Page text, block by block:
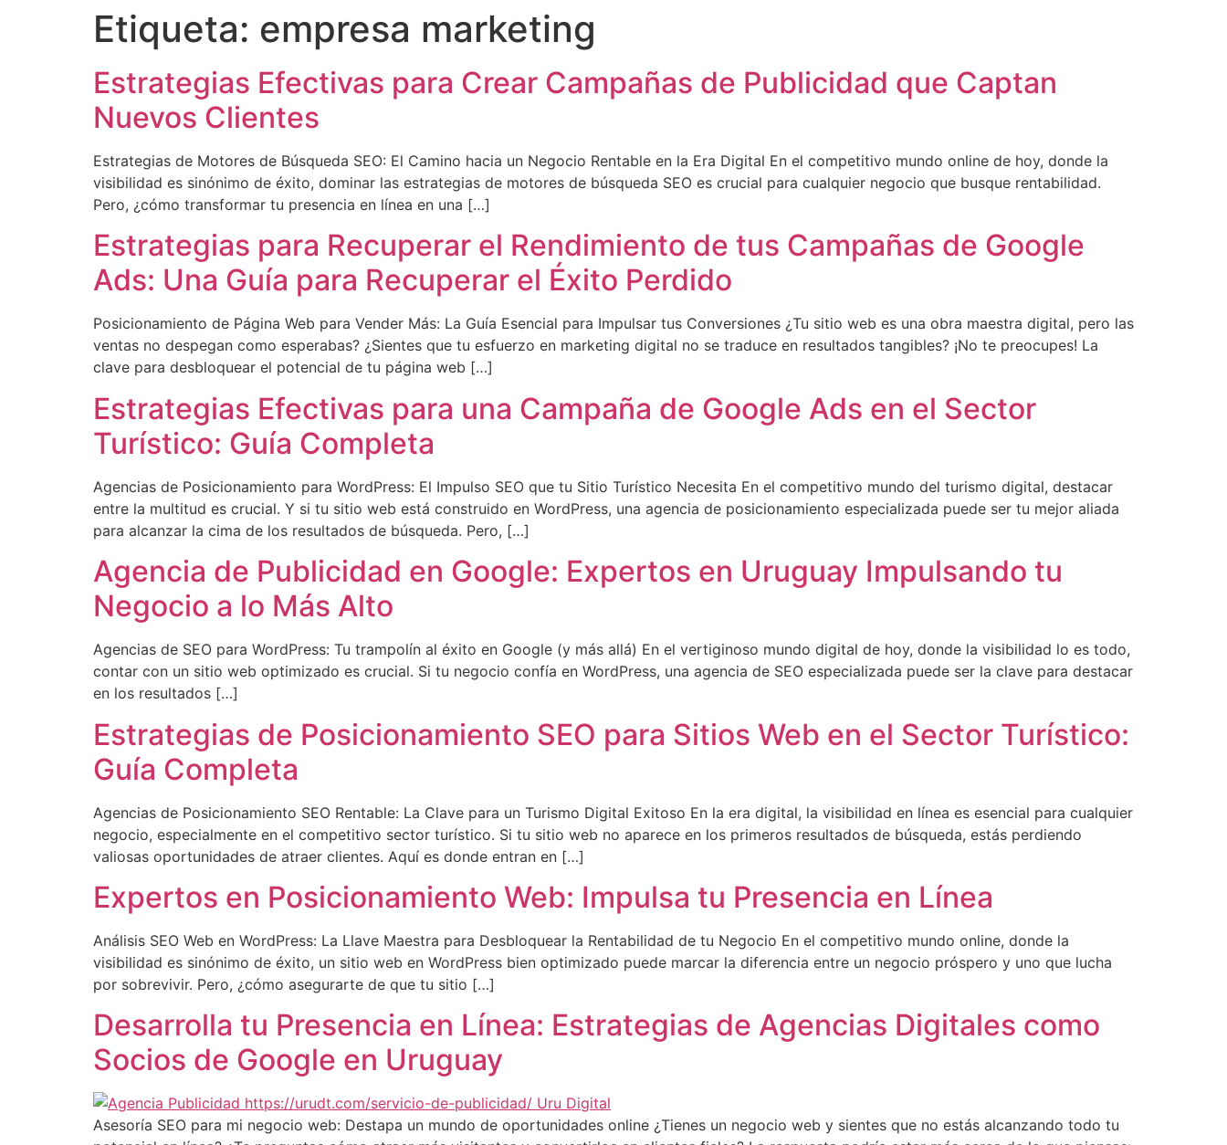
Etiqueta: empresa marketing
Estrategias Efectivas para Crear Campañas de Publicidad que Captan
Nuevos Clientes
Estrategias de Motores de Búsqueda SEO: El Camino hacia un Negocio Rentable en la Era Digital En el competitivo mundo online de hoy, donde la
visibilidad es sinónimo de éxito, dominar las estrategias de motores de búsqueda SEO es crucial para cualquier negocio que busque rentabilidad.
Pero, ¿cómo transformar tu presencia en línea en una […]
Estrategias para Recuperar el Rendimiento de tus Campañas de Google
Ads: Una Guía para Recuperar el Éxito Perdido
Posicionamiento de Página Web para Vender Más: La Guía Esencial para Impulsar tus Conversiones ¿Tu sitio web es una obra maestra digital, pero las
ventas no despegan como esperabas? ¿Sientes que tu esfuerzo en marketing digital no se traduce en resultados tangibles? ¡No te preocupes! La
clave para desbloquear el potencial de tu página web […]
Estrategias Efectivas para una Campaña de Google Ads en el Sector
Turístico: Guía Completa
Agencias de Posicionamiento para WordPress: El Impulso SEO que tu Sitio Turístico Necesita En el competitivo mundo del turismo digital, destacar
entre la multitud es crucial. Y si tu sitio web está construido en WordPress, una agencia de posicionamiento especializada puede ser tu mejor aliada
para alcanzar la cima de los resultados de búsqueda. Pero, […]
Agencia de Publicidad en Google: Expertos en Uruguay Impulsando tu
Negocio a lo Más Alto
Agencias de SEO para WordPress: Tu trampolín al éxito en Google (y más allá) En el vertiginoso mundo digital de hoy, donde la visibilidad lo es todo,
contar con un sitio web optimizado es crucial. Si tu negocio confía en WordPress, una agencia de SEO especializada puede ser la clave para destacar
en los resultados […]
Estrategias de Posicionamiento SEO para Sitios Web en el Sector Turístico:
Guía Completa
Agencias de Posicionamiento SEO Rentable: La Clave para un Turismo Digital Exitoso En la era digital, la visibilidad en línea es esencial para cualquier
negocio, especialmente en el competitivo sector turístico. Si tu sitio web no aparece en los primeros resultados de búsqueda, estás perdiendo
valiosas oportunidades de atraer clientes. Aquí es donde entran en […]
Expertos en Posicionamiento Web: Impulsa tu Presencia en Línea
Análisis SEO Web en WordPress: La Llave Maestra para Desbloquear la Rentabilidad de tu Negocio En el competitivo mundo online, donde la
visibilidad es sinónimo de éxito, un sitio web en WordPress bien optimizado puede marcar la diferencia entre un negocio próspero y uno que lucha
por sobrevivir. Pero, ¿cómo asegurarte de que tu sitio […]
Desarrolla tu Presencia en Línea: Estrategias de Agencias Digitales como
Socios de Google en Uruguay
Asesoría SEO para mi negocio web: Destapa un mundo de oportunidades online ¿Tienes un negocio web y sientes que no estás alcanzando todo tu